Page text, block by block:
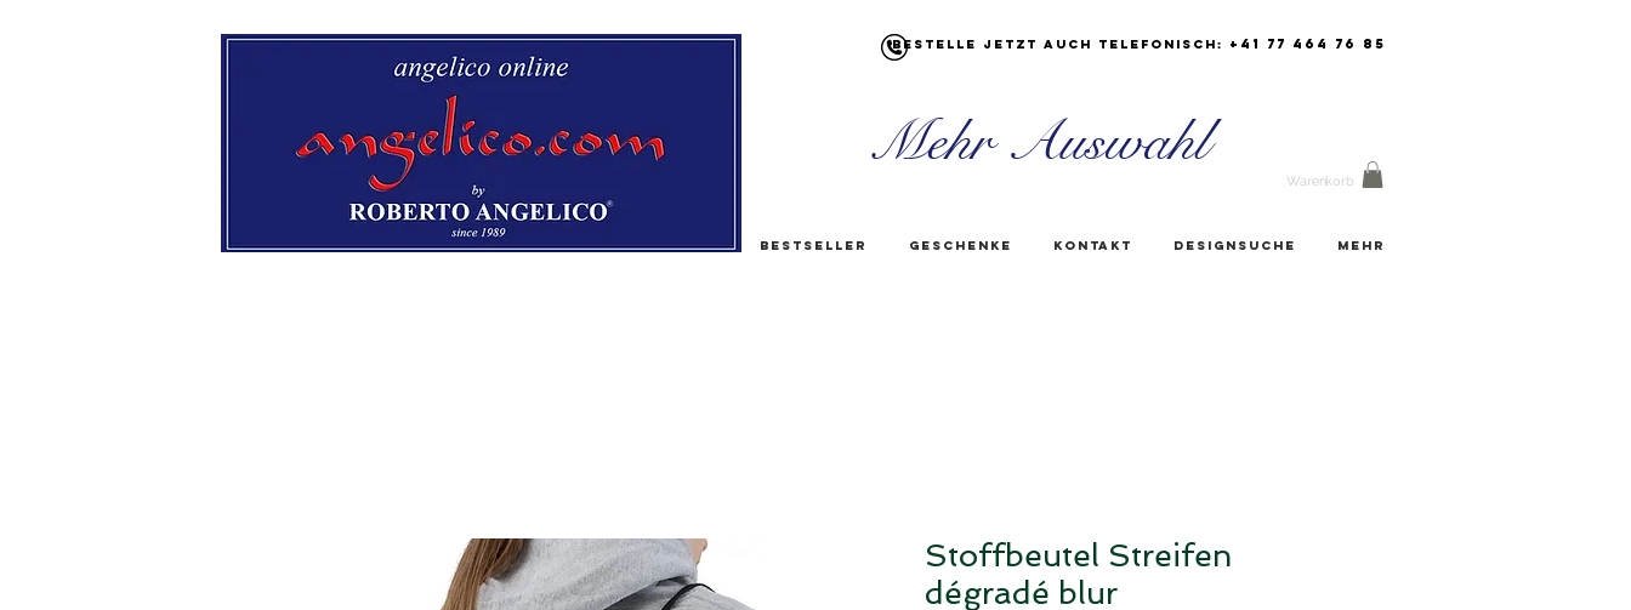
Bestelle jetzt auch Telefonisch: +41 77 464 76 85
Warenkorb
Mehr Auswahl
Bestseller Geschenke Kontakt Designsuche Mehr
Stoffbeutel Streifen
dégradé blur